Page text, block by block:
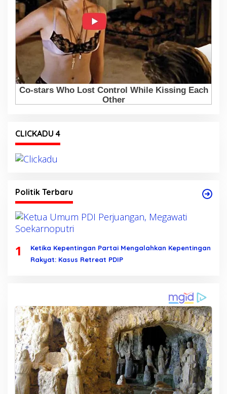
CLICKADU 4
Politik Terbaru
1
Ketika Kepentingan Partai Mengalahkan Kepentingan
Rakyat: Kasus Retreat PDIP